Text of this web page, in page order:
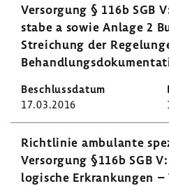
Versor­gung § 116b SGB
stabe a sowie Anlage 2
Strei­chung der
17.03.2016
Richt­linie ambu­lante
Versor­gung §116b SGB
lo­gi­sche Erkran­kungen –